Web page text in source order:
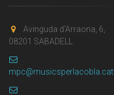
Avinguda d'Arraona, 6,
08201 SABADELL
mpc@musicsperlacobla.cat